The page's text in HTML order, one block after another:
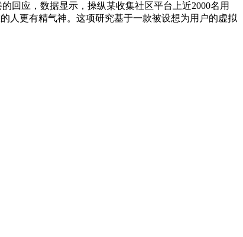
回应，数据显示，操纵某收集社区平台上近2000名用
人更有精气神。这项研究基于一款被设想为用户的虚拟